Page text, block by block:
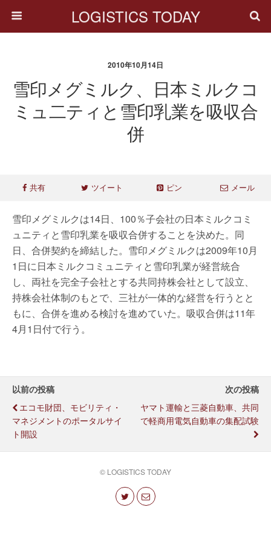
LOGISTICS TODAY
2010年10月14日
雪印メグミルク、日本ミルクコ
ミュ二ティと雪印乳業を吸収合
併
共有 ツイート ピン メール
雪印メグミルクは14日、100％子会社の日本ミルクコミ
ュニティと雪印乳業を吸収合併することを決めた。同
日、合併契約を締結した。雪印メグミルクは2009年10月
1日に日本ミルクコミュニティと雪印乳業が経営統合
し、両社を完全子会社とする共同持株会社として設立、
持株会社体制のもとで、三社が一体的な経営を行うとと
もに、合併を進める検討を進めていた。吸収合併は11年
4月1日付で行う。
以前の投稿
エコモ財団、モビリティ・
マネジメントのポータルサイ
ト開設
次の投稿
ヤマト運輸と三菱自動車、共同
で軽商用電気自動車の集配試験
© LOGISTICS TODAY